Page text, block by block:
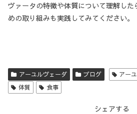
ヴァータの特徴や体質について理解し
めの取り組みも実践してみてください。
アーユルヴェーダ ブログ アー
体質
食事
シェアする